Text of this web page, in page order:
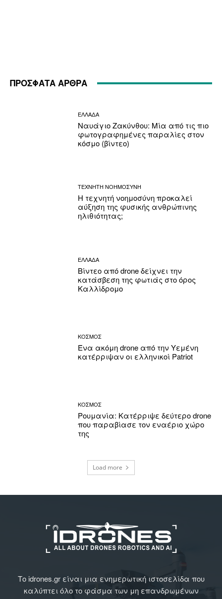
ΠΡΟΣΦΑΤΑ ΑΡΘΡΑ
ΕΛΛΑΔΑ
Ναυάγιο Ζακύνθου: Μία από τις πιο
φωτογραφημένες παραλίες στον
κόσμο (βίντεο)
ΤΕΧΝΗΤΗ ΝΟΗΜΟΣΥΝΗ
Η τεχνητή νοημοσύνη προκαλεί
αύξηση της φυσικής ανθρώπινης
ηλιθιότητας;
ΕΛΛΑΔΑ
Βίντεο από drone δείχνει την
κατάσβεση της φωτιάς στο όρος
Καλλίδρομο
ΚΟΣΜΟΣ
Ένα ακόμη drone από την Υεμένη
κατέρριψαν οι ελληνικοί Patriot
ΚΟΣΜΟΣ
Ρουμανία: Κατέρριψε δεύτερο drone
που παραβίασε τον εναέριο χώρο
της
Load more
Το idrones.gr είναι μια ενημερωτική ιστοσελίδα που
καλύπτει όλο το φάσμα των μη επανδρωμένων